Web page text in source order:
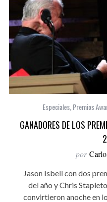
Especiales Premios
GANADORES DE LOS
por
Jason Isbell con dos
del año y Chris
convirtieron anoche en